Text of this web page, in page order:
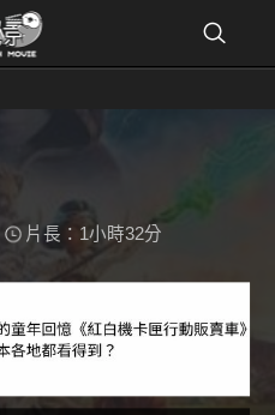
片長：1小時32分